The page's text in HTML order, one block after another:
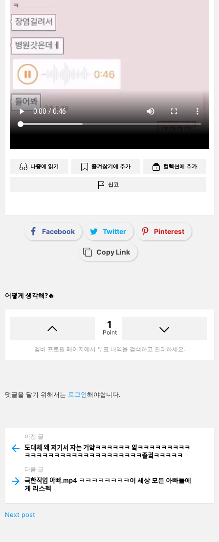
나중에 읽기 즐겨찾기에 추가 컬렉션에 추가
신고
Facebook Twitter Pinterest
Copy Link
어떻게 생각해?🔥
1
Point
멤버 프로필 페이지에서 투표 내역을 검색하고 관리하세요.
답
글
댓글을 달기 위해서는 로그인해야합니다.
more
이전 글
도대체 왜 저기서 자는 거얔ㅋㅋㅋㅋㅋㅋ 앜ㅋㅋㅋㅋㅋㅋㅋㅋㅋ
ㅋㅋㅋㅋㅋㅋㅋㅋㅋㅋㅋㅋㅋㅋㅋㅋㅋㅋㅋㅋ졸귘ㅋㅋㅋㅋㅋ
다음 글
극한직업 아빠.mp4 ㅋㅋㅋㅋㅋㅋㅋㅋ이 세상 모든 아빠들에
게 리스펙
Next post